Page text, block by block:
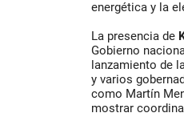
energética y la
La presencia de
Gobierno
lanzamiento de
y varios
como Martín
mostrar